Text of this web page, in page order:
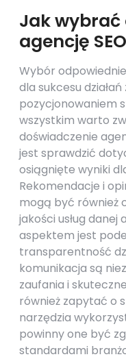
Jak
agencję
Wybór
dla sukcesu
pozycjonowaniem
wszystkim warto
doświadczenie
jest sprawdzić
osiągnięte wyniki
Rekomendacje i
mogą być również
jakości usług
aspektem jest
transparentność
komunikacja są
zaufania i
również zapytać o
narzędzia
powinny one być
standardami